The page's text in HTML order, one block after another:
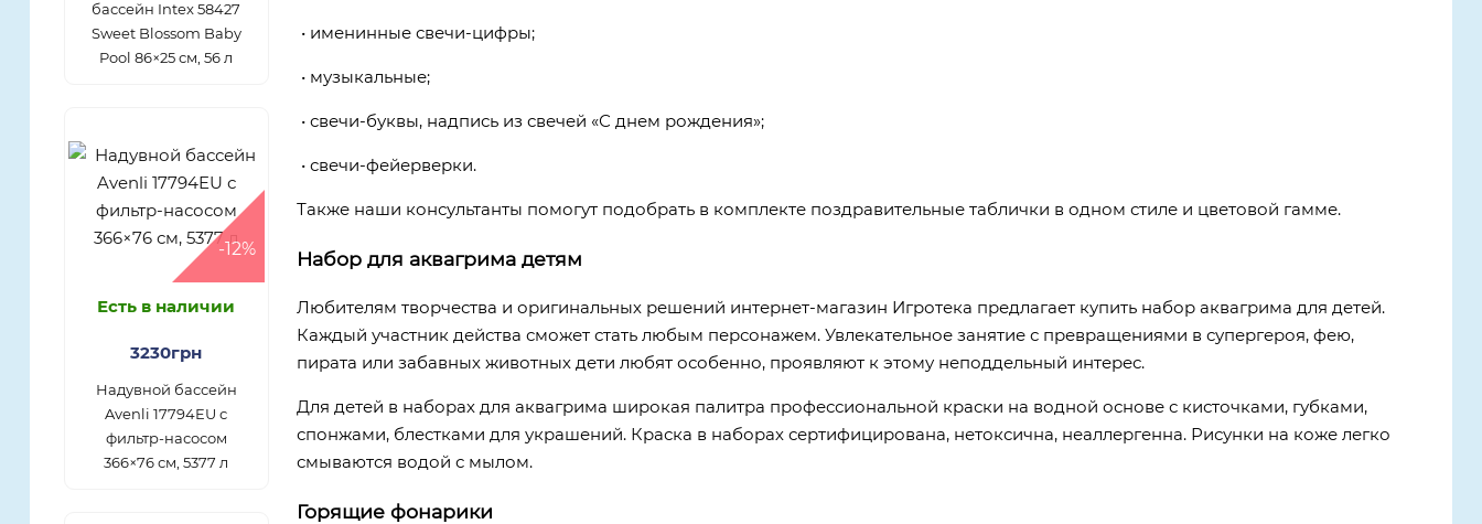
бассейн Intex 58427
Sweet Blossom Baby
Pool 86×25 см, 56 л
-12%
Есть в наличии
3230грн
Надувной бассейн
Avenli 17794EU с
фильтр-насосом
366×76 см, 5377 л
• именинные свечи-цифры;
• музыкальные;
• свечи-буквы, надпись из свечей «С днем рождения»;
• свечи-фейерверки.
Также наши консультанты помогут подобрать в комплекте поздравительные таблички в одном стиле и цветовой гамме.
Набор для аквагрима детям
Любителям творчества и оригинальных решений интернет-магазин Игротека предлагает купить набор аквагрима для детей.
Каждый участник действа сможет стать любым персонажем. Увлекательное занятие с превращениями в супергероя, фею,
пирата или забавных животных дети любят особенно, проявляют к этому неподдельный интерес.
Для детей в наборах для аквагрима широкая палитра профессиональной краски на водной основе с кисточками, губками,
спонжами, блестками для украшений. Краска в наборах сертифицирована, нетоксична, неаллергенна. Рисунки на коже легко
смываются водой с мылом.
Горящие фонарики